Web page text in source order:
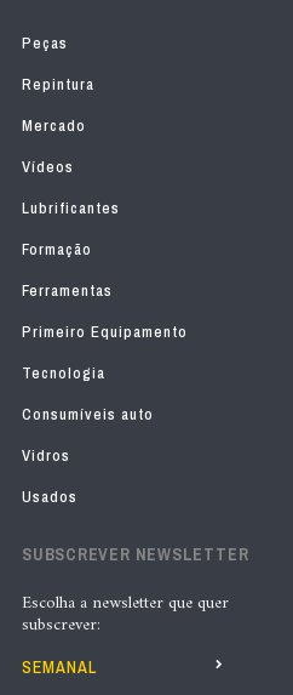
Peças
Repintura
Mercado
Vídeos
Lubrificantes
Formação
Ferramentas
Primeiro Equipamento
Tecnologia
Consumíveis auto
Vidros
Usados
SUBSCREVER NEWSLETTER
Escolha a newsletter que quer
subscrever:
SEMANAL